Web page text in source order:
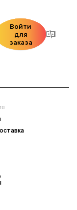
Войти
для
заказа